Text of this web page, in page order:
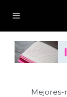
Mejores-